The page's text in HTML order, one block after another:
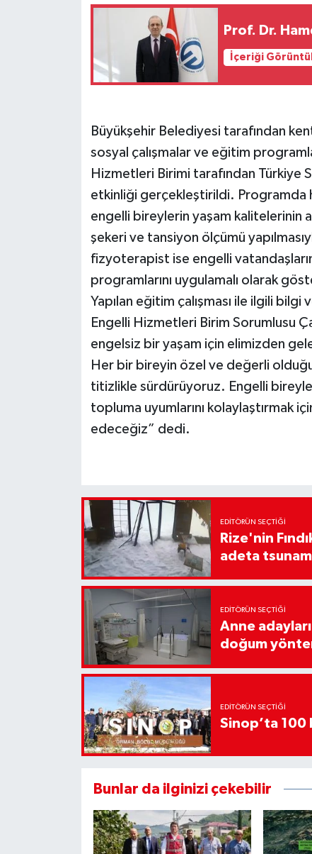
Prof. Dr.
İçeriği
Büyükşehir Belediyesi tarafından
sosyal çalışmalar ve eğitim
Hizmetleri Birimi tarafından Türkiye
etkinliği gerçekleştirildi. Programda
engelli bireylerin yaşam kalitelerinin
şekeri ve tansiyon ölçümü
fizyoterapist ise engelli
programlarını uygulamalı olarak
Yapılan eğitim çalışması ile ilgili
Engelli Hizmetleri Birim Sorumlusu
engelsiz bir yaşam için elimizden
Her bir bireyin özel ve değerli
titizlikle sürdürüyoruz. Engelli
topluma uyumlarını kolaylaştırmak
edeceğiz” dedi.
EDITÖRÜN SEÇTIĞI
Rize'nin
adeta
EDITÖRÜN SEÇTIĞI
Anne
doğum
EDITÖRÜN SEÇTIĞI
Sinop’ta
Bunlar da ilginizi çekebilir